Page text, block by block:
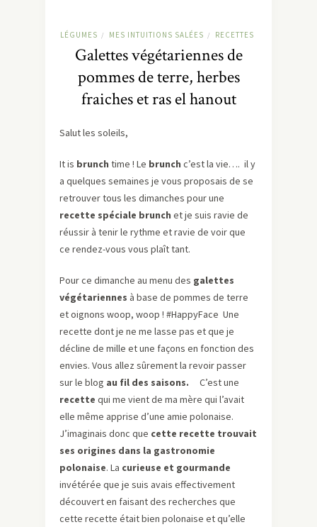
LÉGUMES / MES INTUITIONS SALÉES / RECETTES
Galettes végétariennes de
pommes de terre, herbes
fraiches et ras el hanout
Salut les soleils,
It is brunch time ! Le brunch c’est la vie…. il y
a quelques semaines je vous proposais de se
retrouver tous les dimanches pour une
recette spéciale brunch et je suis ravie de
réussir à tenir le rythme et ravie de voir que
ce rendez-vous vous plaît tant.
Pour ce dimanche au menu des galettes
végétariennes à base de pommes de terre
et oignons woop, woop ! #HappyFace Une
recette dont je ne me lasse pas et que je
décline de mille et une façons en fonction des
envies. Vous allez sûrement la revoir passer
sur le blog au fil des saisons. C’est une
recette qui me vient de ma mère qui l’avait
elle même apprise d’une amie polonaise.
J’imaginais donc que cette recette trouvait
ses origines dans la gastronomie
polonaise. La curieuse et gourmande
invétérée que je suis avais effectivement
découvert en faisant des recherches que
cette recette était bien polonaise et qu’elle